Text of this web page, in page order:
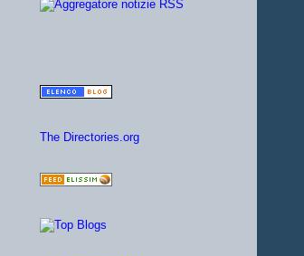
The Directories.org